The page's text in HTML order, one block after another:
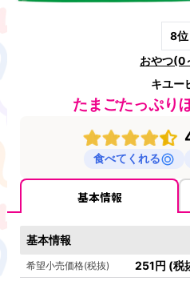
8位
おやつ(0
キユー
たまごたっぷり
食べてくれる
基本情報
基本情報
希望小売価格(税抜) 251円 (税